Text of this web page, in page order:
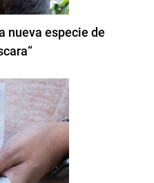
nueva especie de